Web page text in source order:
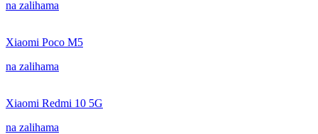
na zalihama
Xiaomi Poco M5
na zalihama
Xiaomi Redmi 10 5G
na zalihama